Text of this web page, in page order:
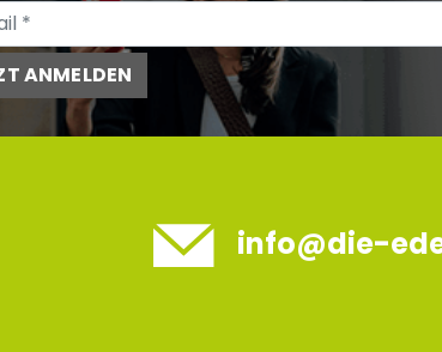
ANMELDEN
info@die-